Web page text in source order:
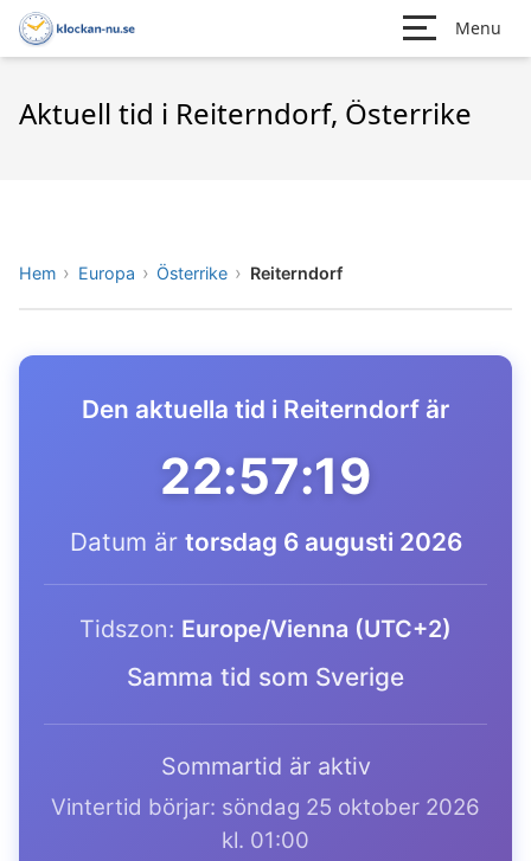
Menu
Aktuell tid i Reiterndorf, Österrike
Hem Europa Österrike Reiterndorf
Den aktuella tid i Reiterndorf är
22:57:19
Datum är torsdag 6 augusti 2026
Tidszon: Europe/Vienna (UTC+2)
Samma tid som Sverige
Sommartid är aktiv
Vintertid börjar: söndag 25 oktober 2026
kl. 01:00